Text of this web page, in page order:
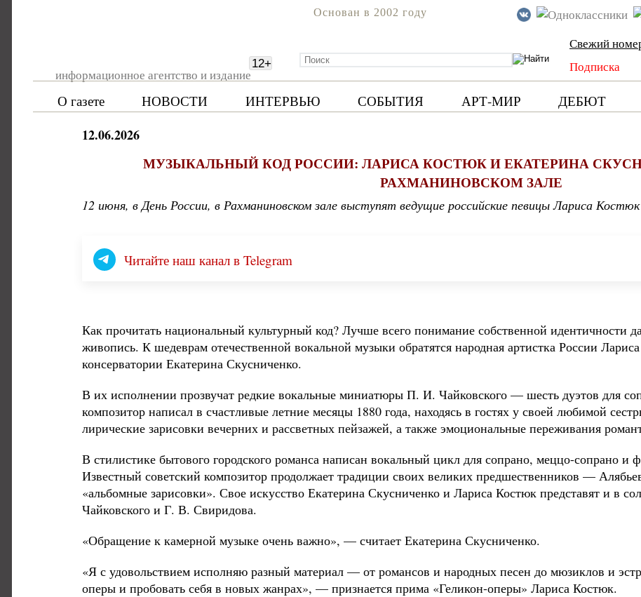
информационное агентство и издание
12+
Основан в 2002 году
Свежий
Подписка
О газете НОВОСТИ ИНТЕРВЬЮ СОБЫТИЯ АРТ-МИР ДЕБЮТ
12.06.2026
МУЗЫКАЛЬНЫЙ КОД РОССИИ: ЛАРИСА КОСТЮК И ЕКАТЕРИНА
РАХМАНИНОВСКОМ ЗАЛЕ
12 июня, в День России, в Рахманиновском зале выступят ведущие российские певицы Лариса
Читайте наш канал в Telegram
Как прочитать национальный культурный код? Лучше всего понимание собственной идентичности
живопись. К шедеврам отечественной вокальной музыки обратятся народная артистка России
консерватории Екатерина Скусниченко.
В их исполнении прозвучат редкие вокальные миниатюры П. И. Чайковского — шесть дуэтов для
композитор написал в счастливые летние месяцы 1880 года, находясь в гостях у своей любимой
лирические зарисовки вечерних и рассветных пейзажей, а также эмоциональные переживания
В стилистике бытового городского романса написан вокальный цикл для сопрано, меццо-сопрано и
Известный советский композитор продолжает традиции своих великих предшественников —
«альбомные зарисовки». Свое искусство Екатерина Скусниченко и Лариса Костюк представят и в
Чайковского и Г. В. Свиридова.
«Обращение к камерной музыке очень важно», — считает Екатерина Скусниченко.
«Я с удовольствием исполняю разный материал — от романсов и народных песен до мюзиклов и
оперы и пробовать себя в новых жанрах», — признается прима «Геликон-оперы» Лариса Костюк.